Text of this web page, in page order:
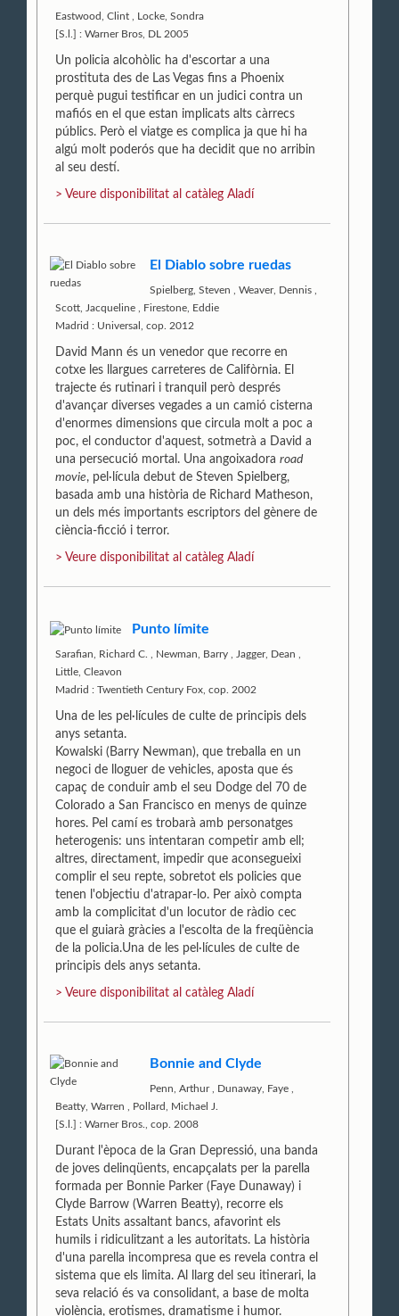
Eastwood, Clint
Locke, Sondra
[S.l.] : Warner Bros, DL 2005
Un policia alcohòlic ha d'escortar a una
prostituta des de Las Vegas fins a Phoenix
perquè pugui testificar en un judici contra un
mafiós en el que estan implicats alts càrrecs
públics. Però el viatge es complica ja que hi ha
algú molt poderós que ha decidit que no arribin
al seu destí.
> Veure disponibilitat al catàleg Aladí
El Diablo sobre ruedas
Spielberg, Steven ,Weaver, Dennis
Scott, Jacqueline
Firestone, Eddie
Madrid : Universal, cop. 2012
David Mann és un venedor que recorre en
cotxe les llargues carreteres de Califòrnia. El
trajecte és rutinari i tranquil però després
d'avançar diverses vegades a un camió cisterna
d'enormes dimensions que circula molt a poc a
poc, el conductor d'aquest, sotmetrà a David a
una persecució mortal. Una angoixadoraroad
movie, pel·lícula debut de Steven Spielberg,
basada amb una història de Richard Matheson,
un dels més importants escriptors del gènere de
ciència-ficció i terror.
> Veure disponibilitat al catàleg Aladí
Punto límite
Sarafian, Richard C. Newman, Barry Jagger, Dean
Little, Cleavon
Madrid : Twentieth Century Fox, cop. 2002
Una de les pel·lícules de culte de principis dels
anys setanta.
Kowalski (Barry Newman), que treballa en un
negoci de lloguer de vehicles, aposta que és
capaç de conduir amb el seu Dodge del 70 de
Colorado a San Francisco en menys de quinze
hores. Pel camí es trobarà amb personatges
heterogenis: uns intentaran competir amb ell;
altres, directament, impedir que aconsegueixi
complir el seu repte, sobretot els policies que
tenen l'objectiu d'atrapar-lo. Per això compta
amb la complicitat d'un locutor de ràdio cec
que el guiarà gràcies a l'escolta de la freqüència
de la policia.Una de les pel·lícules de culte de
principis dels anys setanta.
> Veure disponibilitat al catàleg Aladí
Bonnie and Clyde
Penn, Arthur Dunaway, Faye
Beatty, Warren
Pollard, Michael J.
[S.l.] : Warner Bros., cop. 2008
Durant l'època de la Gran Depressió, una banda
de joves delinqüents, encapçalats per la parella
formada per Bonnie Parker (Faye Dunaway) i
Clyde Barrow (Warren Beatty), recorre els
Estats Units assaltant bancs, afavorint els
humils i ridiculitzant a les autoritats. La història
d'una parella incompresa que es revela contra el
sistema que els limita. Al llarg del seu itinerari, la
seva relació és va consolidant, a base de molta
violència, erotismes, dramatisme i humor.